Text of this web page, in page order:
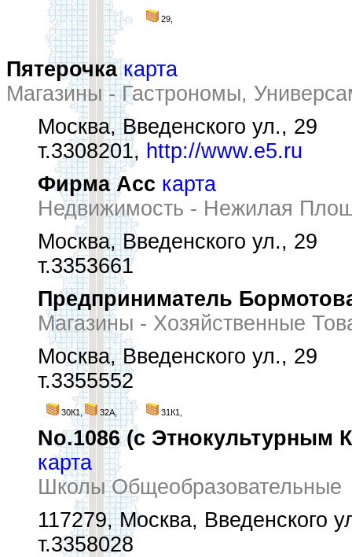
29,
Пятерочка карта
Магазины - Гастрономы,
Москва, Введенского ул., 29
т.3308201, http://www.e5.ru
Фирма Асс карта
Недвижимость - Нежилая
Москва, Введенского ул., 29
т.3353661
Предприниматель
Магазины - Хозяйственные
Москва, Введенского ул., 29
т.3355552
30К1, 32А, 31К1,
No.1086 (с Этнокультурным
карта
Школы Общеобразовательные
117279, Москва, Введенского
т.3358028